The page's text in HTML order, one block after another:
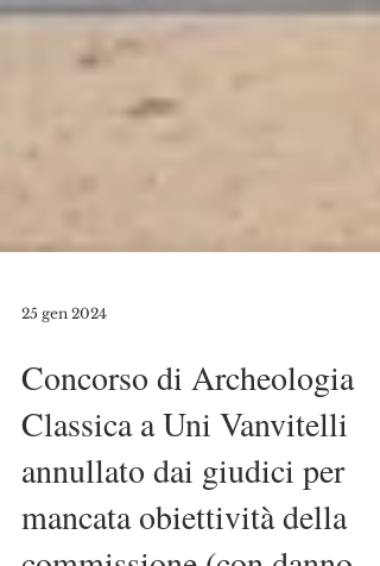
Concorso di Archeologia
Classica a Uni Vanvitelli
annullato dai giudici per